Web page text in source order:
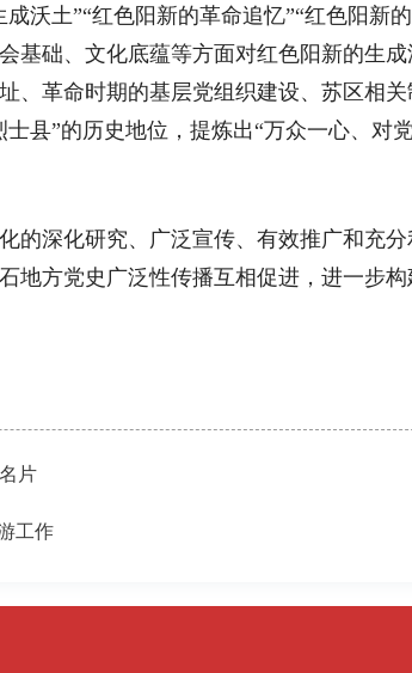
土”“红色阳新的革命追忆”“红色阳新
基础、文化底蕴等方面对红色阳新的生
、革命时期的基层党组织建设、苏区相
县”的历史地位，提炼出“万众一心、
深化研究、广泛宣传、有效推广和充
地方党史广泛性传播互相促进，进一步构
片
工作